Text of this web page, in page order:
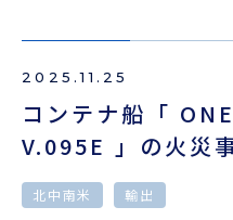
お役立ちブログ
よくあるご質問
ニュース
事例
お役立ちブログ
よくあるご質問
2025.11.25
コンテナ船「
V.095E 」の火災
北中南米 輸出